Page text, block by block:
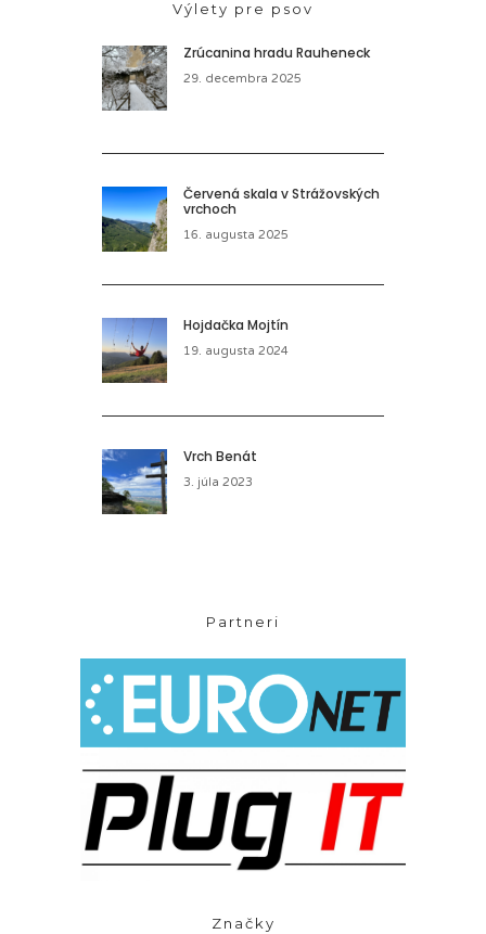
Výlety pre psov
Zrúcanina hradu Rauheneck
29. decembra 2025
Červená skala v Strážovských
vrchoch
16. augusta 2025
Hojdačka Mojtín
19. augusta 2024
Vrch Benát
3. júla 2023
Partneri
Značky